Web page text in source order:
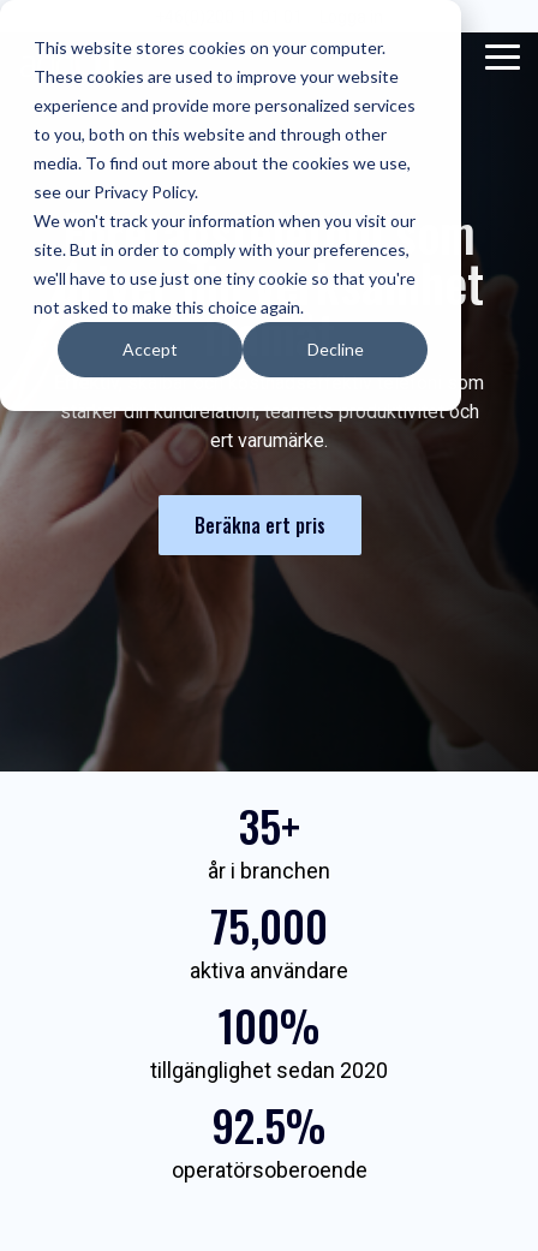
This website stores cookies on your computer.
These cookies are used to improve your website
experience and provide more personalized services
to you, both on this website and through other
media. To find out more about the cookies we use,
see our Privacy Policy.
We won't track your information when you visit our
site. But in order to comply with your preferences,
we'll have to use just one tiny cookie so that you're
not asked to make this choice again.
Accept Decline
main
content.
Våra lösningar
XP Molnväxel
XP Contact Center
Operatörstjänster
addCIT administrationscenter
Voice for CRM
För vem?
Beslutsfattare
Sakkunning
Företagstelefoni som
driverdin verksamhet
framåt
Effektiv, skalbar och kostnadseffektiv telefoni som
stärker din kundrelation, teamets produktivitet och
ert varumärke.
Beräkna ert pris
35+
år i branchen
75,000
aktiva användare
100%
tillgänglighet sedan 2020
92.5%
operatörsoberoende